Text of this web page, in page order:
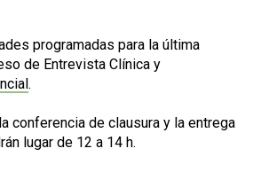
programadas para la última
de Entrevista Clínica y
.
conferencia de clausura y la entrega
lugar de 12 a 14 h.